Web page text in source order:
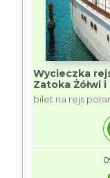
Wycieczka
Zatoka Żółwi
bilet na rejs